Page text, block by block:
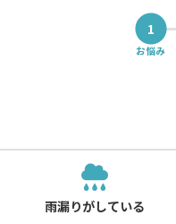
1
お悩み
雨漏りがしている